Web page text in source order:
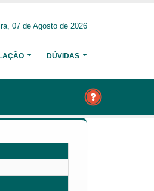
07 de Agosto de 2026
DÚVIDAS